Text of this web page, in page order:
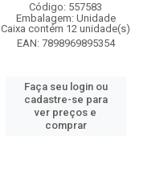
Código: 557583
Embalagem: Unidade
Caixa contém 12 unidade(s)
EAN: 7898969895354
Faça seu login ou
cadastre-se para
ver preços e
comprar